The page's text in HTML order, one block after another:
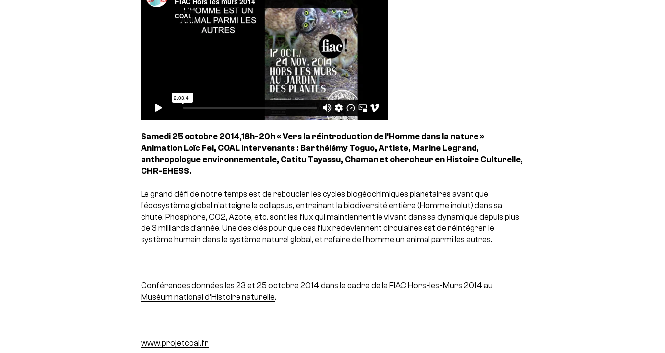
Samedi 25 octobre 2014,18h-20h « Vers la réintroduction de l’Homme dans la nature »
Animation Loïc Fel, COALIntervenants : Barthélémy Toguo, Artiste, Marine Legrand,
anthropologue environnementale, Catitu Tayassu, Chaman et chercheur en Histoire Culturelle,
CHR-EHESS.
Le grand défi de notre temps est de reboucler les cycles biogéochimiques planétaires avant que
l’écosystème global n’atteigne le collapsus, entrainant la biodiversité entière (Homme inclut) dans sa
chute. Phosphore, CO2, Azote, etc. sont les flux qui maintiennent le vivant dans sa dynamique depuis plus
de 3 milliards d’année. Une des clés pour que ces flux redeviennent circulaires est de réintégrer le
système humain dans le système naturel global, et refaire de l’homme un animal parmi les autres.
Conférences données les 23 et 25 octobre 2014 dans le cadre de la FIAC Hors-les-Murs 2014 au
Muséum national d’Histoire naturelle.
www.projetcoal.fr